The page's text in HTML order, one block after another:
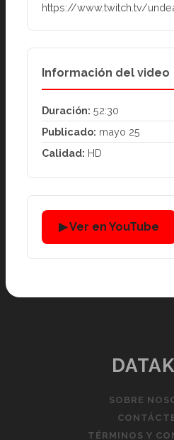
https://www.twitch.tv/
Información del video
Duración: 52:30
Publicado: mayo 25
Calidad: HD
▶ Ver en YouTube
SOBRE
TÉRMINOS Y